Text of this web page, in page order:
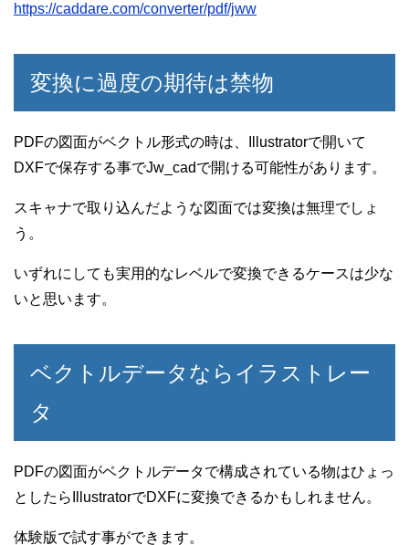
https://caddare.com/converter/pdf/jww
変換に過度の期待は禁物
PDFの図面がベクトル形式の時は、Illustratorで開いて
DXFで保存する事でJw_cadで開ける可能性があります。
スキャナで取り込んだような図面では変換は無理でしょ
う。
いずれにしても実用的なレベルで変換できるケースは少な
いと思います。
ベクトルデータならイラストレー
タ
PDFの図面がベクトルデータで構成されている物はひょっ
としたらIllustratorでDXFに変換できるかもしれません。
体験版で試す事ができます。